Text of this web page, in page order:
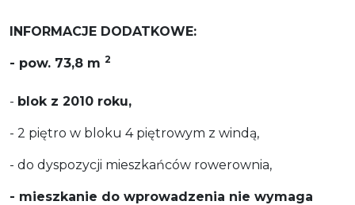
INFORMACJE DODATKOWE:
- pow. 73,8 m 2
- blok z 2010 roku,
- 2 piętro w bloku 4 piętrowym z windą,
- do dyspozycji mieszkańców rowerownia,
- mieszkanie do wprowadzenia nie wymaga